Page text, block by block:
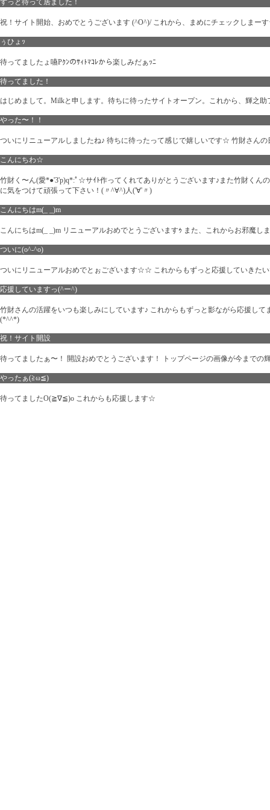
ずっと待って居ました！
祝！サイト開始、おめでとうございます (^O^)/ これから、まめにチェックしまー
ぅひょｯ
待ってましたょ嚥Pｸﾝのｻｨﾄﾏｺﾚから楽しみだぁｯﾆ
待ってました！
はじめまして。Milkと申します。待ちに待ったサイトオープン。これから、輝之
やった〜！！
ついにリニューアルしましたね♪ 待ちに待ったって感じで嬉しいです☆ 竹財さん
こんにちわ☆
竹財く〜ん(愛*●'3'p)q*:ﾟ☆サｲﾄ作ってくれてありがとうございます♪また竹財く
に気をつけて頑張って下さい！(〃^∀^)人('∀'〃)
こんにちはm(_ _)m
こんにちはm(_ _)m リニューアルおめでとうございますｩ また、これからお邪魔
ついに(o^-^o)
ついにリニューアルおめでとぉございます☆☆ これからもずっと応援していきたい
応援していますっ(^ー^)
竹財さんの活躍をいつも楽しみにしています♪ これからもずっと影ながら応援し
(*^^*)
祝！サイト開設
待ってましたぁ〜！ 開設おめでとうございます！ トップページの画像が今まで
やったぁ(≧ω≦)
待ってましたO(≧∇≦)o これからも応援します☆